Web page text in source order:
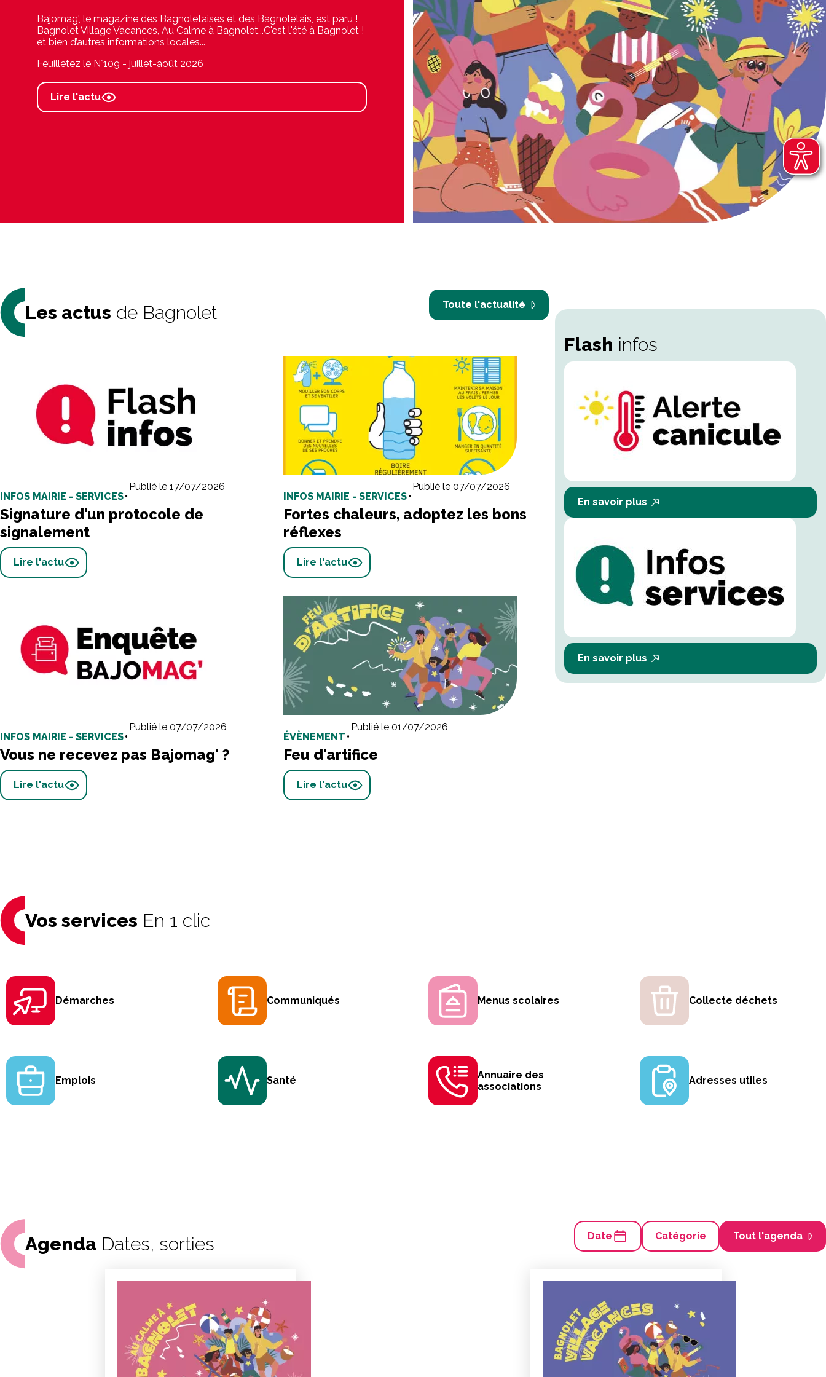
Cet été à Bagnolet, la place Salvador-Allende se transforme en zone
détente ! À l'ombre d'une immense tonnelle, profitez d'un moment de
Lire l'actu
Les actus de Bagnolet Toute l'actualité
INFOS MAIRIE - SERVICES•
Publié le 17/07/2026
Signature d'un protocole de
signalement
Lire l'actu
INFOS MAIRIE - SERVICES•
Publié le 07/07/2026
Fortes chaleurs, adoptez les bons
réflexes
Lire l'actu
INFOS MAIRIE - SERVICES•
Publié le 07/07/2026
Vous ne recevez pas Bajomag' ?
Lire l'actu
ÉVÈNEMENT •
Publié le 01/07/2026
Feu d'artifice
Lire l'actu
Flash infos
En savoir plus
En savoir plus
Vos services En 1 clic
Aller
au
contenu
Démarches Communiqués Menus scolaires Collecte déchets
Emplois Santé
Annuaire des
associations
Adresses utiles
Agenda Dates, sorties Date Catégorie Tout l'agenda